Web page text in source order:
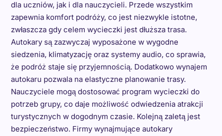
dla uczniów, jak i dla nauczycieli. Przede wszystkim
zapewnia komfort podróży, co jest niezwykle istotne,
zwłaszcza gdy celem wycieczki jest dłuższa trasa.
Autokary są zazwyczaj wyposażone w wygodne
siedzenia, klimatyzację oraz systemy audio, co sprawia,
że podróż staje się przyjemnością. Dodatkowo wynajem
autokaru pozwala na elastyczne planowanie trasy.
Nauczyciele mogą dostosować program wycieczki do
potrzeb grupy, co daje możliwość odwiedzenia atrakcji
turystycznych w dogodnym czasie. Kolejną zaletą jest
bezpieczeństwo. Firmy wynajmujące autokary